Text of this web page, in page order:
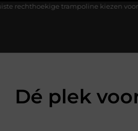
trampoline kiezen voor jouw tuin
Dé plek